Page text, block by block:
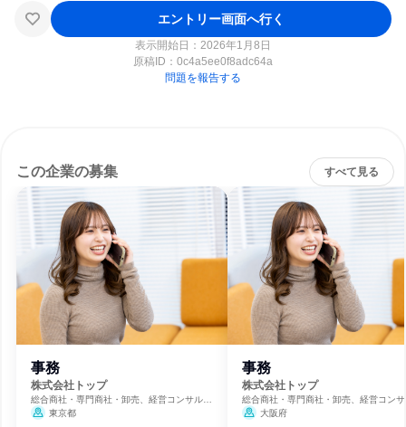
エントリー画面へ行く
表示開始日：2026年1月8日
原稿ID： 0c4a5ee0f8adc64a
問題を報告する
この企業の募集 すべて見る
事務
株式会社トップ
総合商社・専門商社・卸売、経営コンサルテ
ィング、通信・インターネット
東京都
事務
株式会社トップ
総合商社・専門商社・卸売、経営コン
ィング、通信・インターネット
大阪府